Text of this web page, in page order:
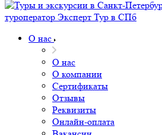
О нас
О нас
О компании
Сертификаты
Отзывы
Реквизиты
Онлайн-оплата